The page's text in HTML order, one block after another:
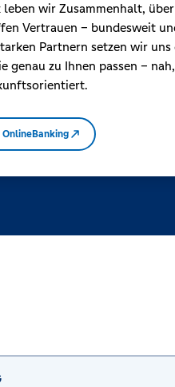
wir Zusammenhalt,
Vertrauen – bundesweit
Partnern setzen wir uns
genau zu Ihnen passen – nah,
OnlineBanking